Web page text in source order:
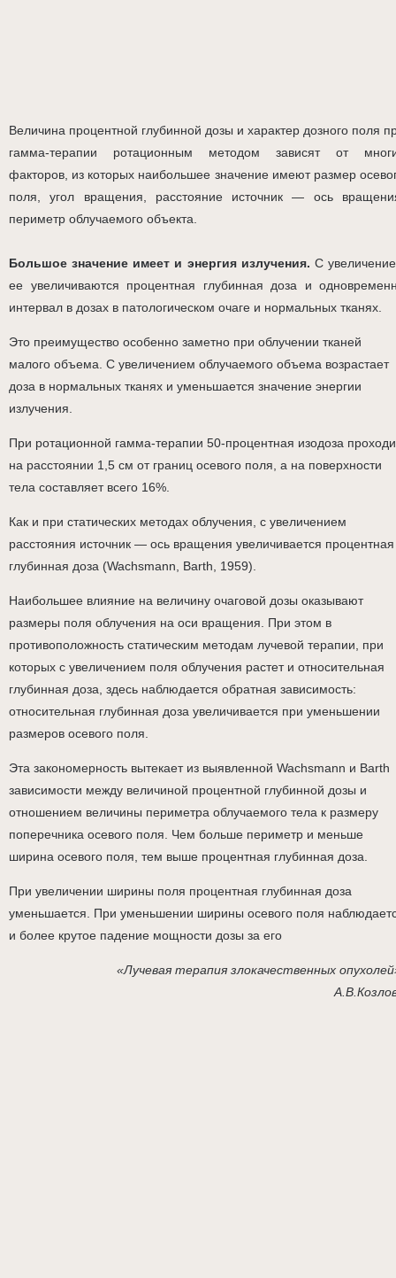
Величина процентной глубинной дозы и характер дозного поля
гамма-терапии ротационным методом зависят от
факторов, из которых наибольшее значение имеют размер
поля, угол вращения, расстояние источник — ось
периметр облучаемого объекта.
Большое значение имеет и энергия излучения. С
ее увеличиваются процентная глубинная доза и
интервал в дозах в патологическом очаге и нормальных тканях.
Это преимущество особенно заметно при облучении тканей
малого объема. С увеличением облучаемого объема возрастает
доза в нормальных тканях и уменьшается значение энергии
излучения.
При ротационной гамма-терапии 50-процентная изодоза
на расстоянии 1,5 см от границ осевого поля, а на поверхности
тела составляет всего 16%.
Как и при статических методах облучения, с увеличением
расстояния источник — ось вращения увеличивается процентная
глубинная доза (Wachsmann, Barth, 1959).
Наибольшее влияние на величину очаговой дозы оказывают
размеры поля облучения на оси вращения. При этом в
противоположность статическим методам лучевой терапии, при
которых с увеличением поля облучения растет и относительная
глубинная доза, здесь наблюдается обратная зависимость:
относительная глубинная доза увеличивается при уменьшении
размеров осевого поля.
Эта закономерность вытекает из выявленной Wachsmann и Barth
зависимости между величиной процентной глубинной дозы и
отношением величины периметра облучаемого тела к размеру
поперечника осевого поля. Чем больше периметр и меньше
ширина осевого поля, тем выше процентная глубинная доза.
При увеличении ширины поля процентная глубинная доза
уменьшается. При уменьшении ширины осевого поля
и более крутое падение мощности дозы за его
«Лучевая терапия злокачественных